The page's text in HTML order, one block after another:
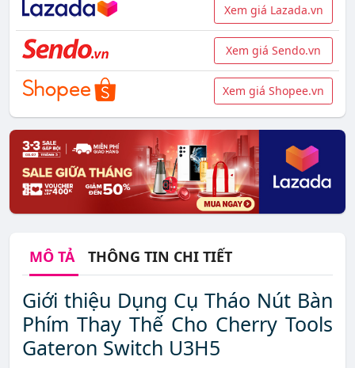
Xem giá Lazada.vn
Xem giá Sendo.vn
Xem giá Shopee.vn
MÔ TẢ THÔNG TIN CHI TIẾT
Giới thiệu Dụng Cụ Tháo Nút Bàn
Phím Thay Thế Cho Cherry Tools
Gateron Switch U3H5